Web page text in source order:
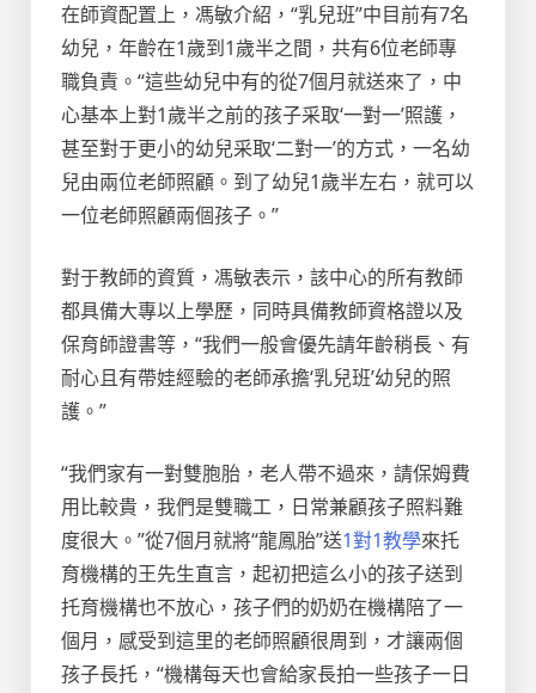
在師資配置上，馮敏介紹，“乳兒班”中目前有7名
幼兒，年齡在1歲到1歲半之間，共有6位老師專
職負責。“這些幼兒中有的從7個月就送來了，中
心基本上對1歲半之前的孩子采取‘一對一’照護，
甚至對于更小的幼兒采取‘二對一’的方式，一名幼
兒由兩位老師照顧。到了幼兒1歲半左右，就可以
一位老師照顧兩個孩子。”
對于教師的資質，馮敏表示，該中心的所有教師
都具備大專以上學歷，同時具備教師資格證以及
保育師證書等，“我們一般會優先請年齡稍長、有
耐心且有帶娃經驗的老師承擔‘乳兒班’幼兒的照
護。”
“我們家有一對雙胞胎，老人帶不過來，請保姆費
用比較貴，我們是雙職工，日常兼顧孩子照料難
度很大。”從7個月就將“龍鳳胎”送1對1教學來托
育機構的王先生直言，起初把這么小的孩子送到
托育機構也不放心，孩子們的奶奶在機構陪了一
個月，感受到這里的老師照顧很周到，才讓兩個
孩子長托，“機構每天也會給家長拍一些孩子一日